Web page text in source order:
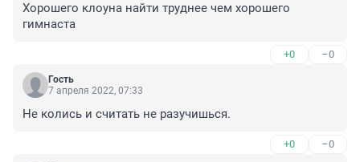
Хорошего клоуна найти труднее чем хорошего
гимнаста
+0 –0
Гость
7 апреля 2022, 07:33
Не колись и считать не разучишься.
+0 –0